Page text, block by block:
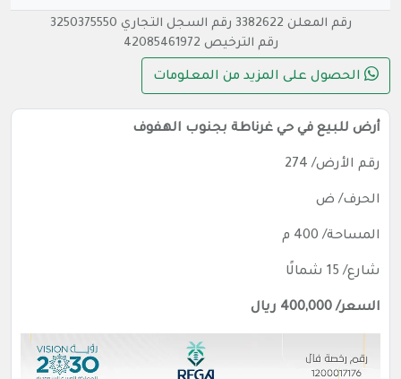
رقم المعلن 3382622 رقم السجل التجاري 3250375550
رقم الترخيص 42085461972
الحصول على المزيد من المعلومات
أرض للبيع في حي غرناطة بجنوب الهفوف
رقم الأرض/ 274
الحرف/ ض
المساحة/ 400 م
شارع/ 15 شمالًا
السعر/ 400,000 ريال